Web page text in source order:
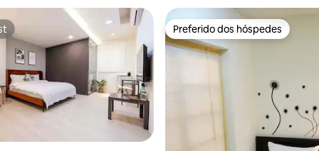
mercadorias por atacado a
de alto nível. É o
de compras de férias
estacione no estacionamento
gratuito em frente/sob o
estacionamento da ponte/linha
na beira da estrada, o
em frente ao portão fica a
minutos de distância (há cerca
vagas de estacionamento, o
suficiente)
público com vista para a
mar
Preferido dos hóspedes
Preferido dos hóspedes